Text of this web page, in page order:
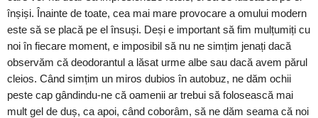
înșiși. Înainte de toate, cea mai mare provocare a omului modern
este să se placă pe el însuși. Deși e important să fim mulțumiți cu
noi în fiecare moment, e imposibil să nu ne simțim jenați dacă
observăm că deodorantul a lăsat urme albe sau dacă avem părul
cleios. Când simțim un miros dubios în autobuz, ne dăm ochii
peste cap gândindu-ne că oamenii ar trebui să folosească mai
mult gel de duș, ca apoi, când coborâm, să ne dăm seama că noi